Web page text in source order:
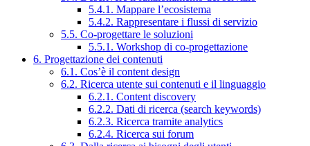
5.4.1. Mappare l’ecosistema
5.4.2. Rappresentare i flussi di servizio
5.5. Co-progettare le soluzioni
5.5.1. Workshop di co-progettazione
6. Progettazione dei contenuti
6.1. Cos’è il content design
6.2. Ricerca utente sui contenuti e il linguaggio
6.2.1. Content discovery
6.2.2. Dati di ricerca (search keywords)
6.2.3. Ricerca tramite analytics
6.2.4. Ricerca sui forum